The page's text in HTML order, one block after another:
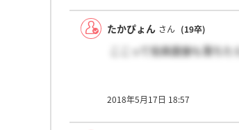
たかぴょん さん (19卒)
ここって役員面接も落ち
2018年5月17日 18:57